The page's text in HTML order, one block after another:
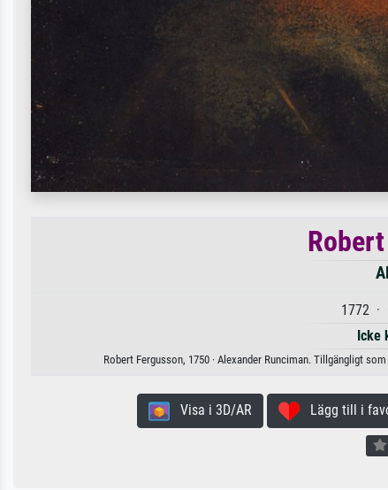
1772 ·
Icke
Robert Fergusson, 1750 · Alexander Runciman. Tillgängligt
Visa i 3D/AR Lägg till i